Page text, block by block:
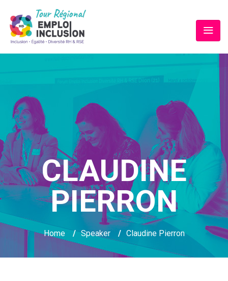
CLAUDINE
PIERRON
Home / Speaker / Claudine Pierron